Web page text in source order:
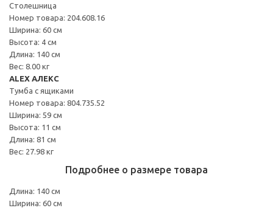
Столешница
Номер товара: 204.608.16
Ширина: 60 см
Высота: 4 см
Длина: 140 см
Вес: 8.00 кг
ALEX АЛЕКС
Тумба с ящиками
Номер товара: 804.735.52
Ширина: 59 см
Высота: 11 см
Длина: 81 см
Вес: 27.98 кг
Подробнее о размере товара
Длина: 140 см
Ширина: 60 см